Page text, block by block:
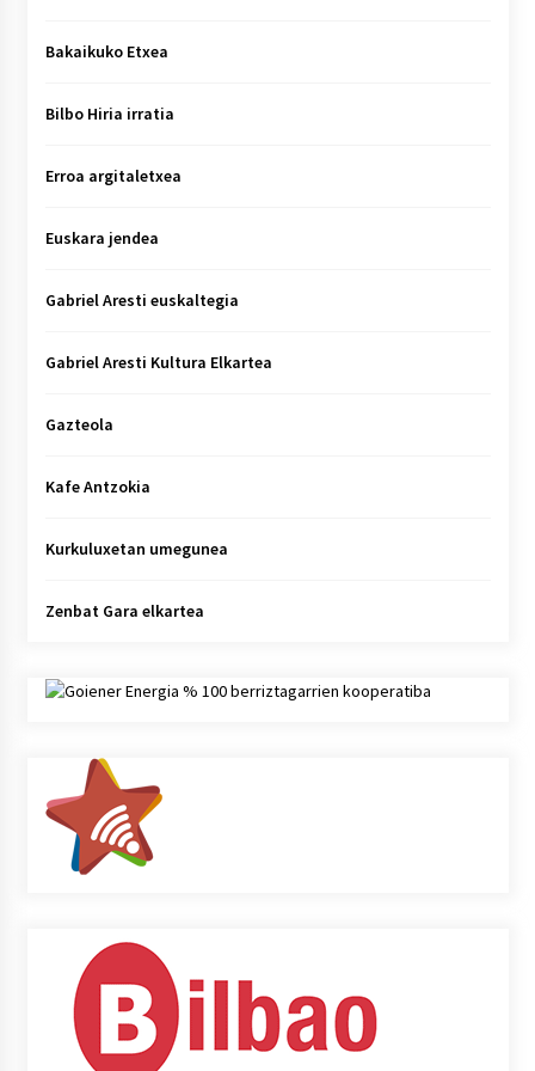
Bakaikuko Etxea
Bilbo Hiria irratia
Erroa argitaletxea
Euskara jendea
Gabriel Aresti euskaltegia
Gabriel Aresti Kultura Elkartea
Gazteola
Kafe Antzokia
Kurkuluxetan umegunea
Zenbat Gara elkartea